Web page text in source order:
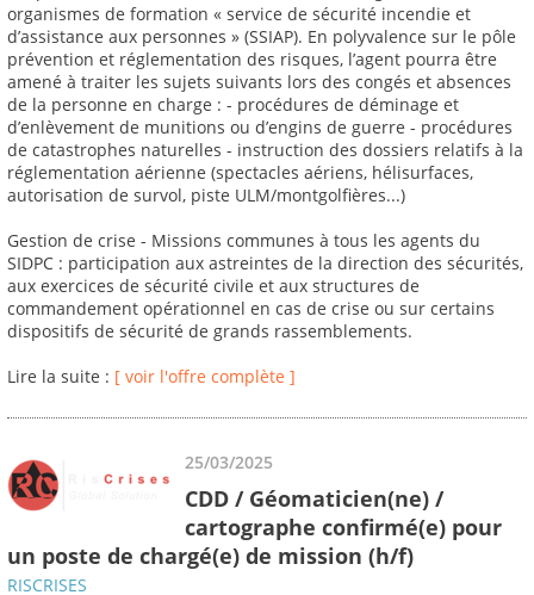
organismes de formation « service de sécurité incendie et
d’assistance aux personnes » (SSIAP). En polyvalence sur le pôle
prévention et réglementation des risques, l’agent pourra être
amené à traiter les sujets suivants lors des congés et absences
de la personne en charge : - procédures de déminage et
d’enlèvement de munitions ou d’engins de guerre - procédures
de catastrophes naturelles - instruction des dossiers relatifs à la
réglementation aérienne (spectacles aériens, hélisurfaces,
autorisation de survol, piste ULM/montgolfières...)
Gestion de crise - Missions communes à tous les agents du
SIDPC : participation aux astreintes de la direction des sécurités,
aux exercices de sécurité civile et aux structures de
commandement opérationnel en cas de crise ou sur certains
dispositifs de sécurité de grands rassemblements.
Lire la suite : [ voir l'offre complète ]
25/03/2025
CDD / Géomaticien(ne) /
cartographe confirmé(e) pour
un poste de chargé(e) de mission (h/f)
RISCRISES